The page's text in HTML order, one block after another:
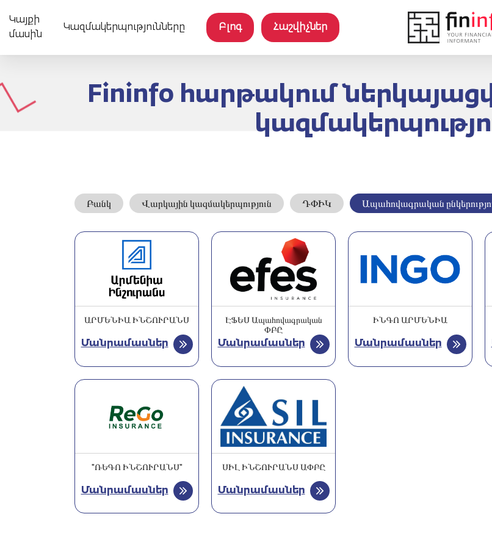
Կայքի
մասին
Կազմակերպությունները Բլոգ Հաշվիչներ
Fininfo հարթակում
Բանկ Վարկային կազմակերպություն ԴՓԻԿ Ապահովագրական
ԱՐՄԵՆԻԱ ԻՆՇՈՒՐԱՆՍ
Մանրամասներ
ԷՖԵՍ Ապահովագրական
ՓԲԸ
Մանրամասներ
ԻՆԳՈ ԱՐՄԵՆԻԱ
Մանրամասներ
"ՌԵԳՈ ԻՆՇՈՒՐԱՆՍ"
Մանրամասներ
ՍԻԼ ԻՆՇՈՒՐԱՆՍ ԱՓԲԸ
Մանրամասներ